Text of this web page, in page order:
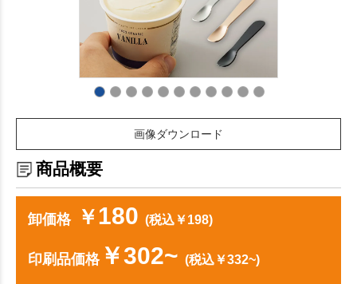
画像ダウンロード
商品概要
卸価格 ￥180 (税込￥198)
印刷品価格￥302~ (税込￥332~)